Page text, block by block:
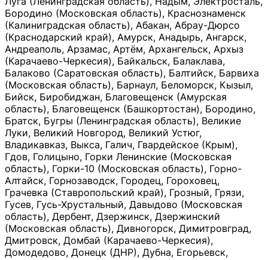
Бородино (Московская область), Краснознаменск
(Калиниградская область), Абакан, Абрау-Дюрсо
(Краснодарский край), Амурск, Анадырь, Ангарск,
Андреаполь, Арзамас, Артём, Архангельск, Архыз
(Карачаево-Черкесия), Байкальск, Балаклава,
Балаково (Саратовская область), Балтийск, Барвиха
(Московская область), Барнаул, Беломорск, Кызыл,
Бийск, Биробиджан, Благовещенск (Амурская
область), Благовещенск (Башкортостан), Бородино,
Братск, Бугры (Ленинградская область), Великие
Луки, Великий Новгород, Великий Устюг,
Владикавказ, Выкса, Галич, Гвардейское (Крым),
Гдов, Голицыно, Горки Ленинские (Московская
область), Горки-10 (Московская область), Горно-
Алтайск, Горнозаводск, Городец, Гороховец,
Грачевка (Ставропольский край), Грозный, Грязи,
Гусев, Гусь-Хрустальный, Давыдово (Московская
область), Дербент, Дзержинск, Дзержинский
(Московская область), Дивногорск, Димитровград,
Дмитровск, Домбай (Карачаево-Черкесия),
Домодедово, Донецк (ДНР), Дубна, Егорьевск,